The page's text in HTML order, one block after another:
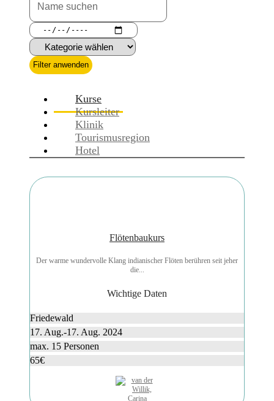
Filter anwenden
Kurse
Kursleiter
Klinik
Tourismusregion
Hotel
Flötenbaukurs
Der warme wundervolle Klang indianischer Flöten berühren seit jeher
die...
Wichtige Daten
Friedewald
17. Aug.-17. Aug. 2024
max. 15 Personen
65€